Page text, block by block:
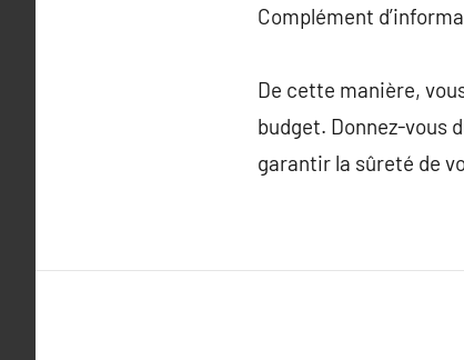
Complément
De cette manière,
budget. Donnez-vous
garantir la sûreté de